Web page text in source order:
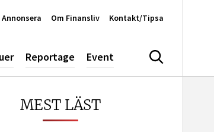
Reportage Event Sök
Annonsera Om Finansliv Kontakt/Tipsa
MEST LÄST